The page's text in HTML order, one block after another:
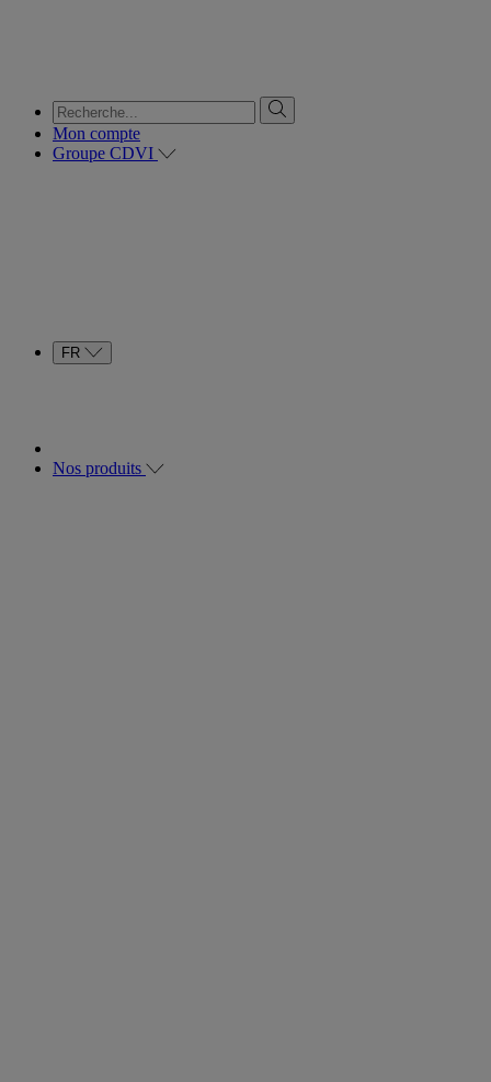
Mon compte
Groupe CDVI
FR
Nos produits